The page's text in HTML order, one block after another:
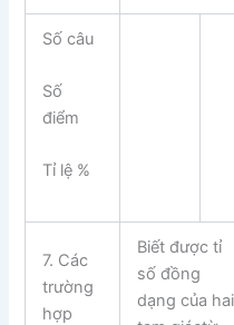
Số câu
Số
điểm
Tỉ lệ %
7. Các
trường
hợp
Biết được tỉ
số đồng
dạng của hai